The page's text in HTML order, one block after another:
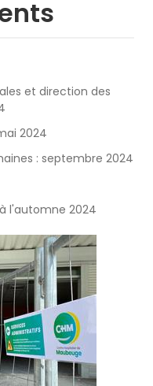
et direction des
2024
: septembre 2024
l'automne 2024